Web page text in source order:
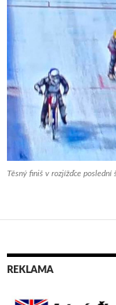
Těsný finiš v rozjížďce
REKLAMA